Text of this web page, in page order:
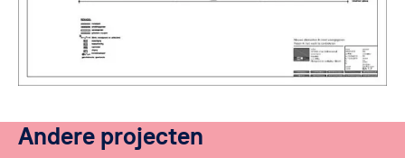
Andere projecten